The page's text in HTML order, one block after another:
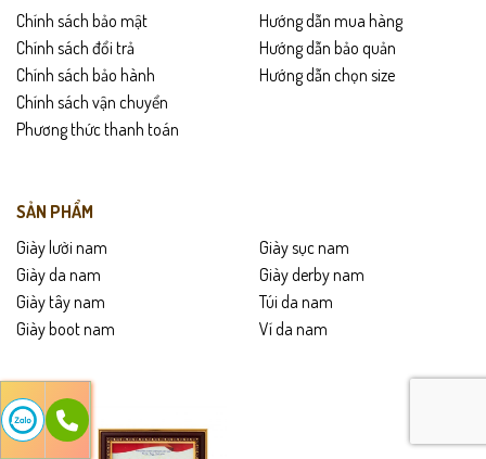
Chính sách bảo mật
Chính sách đổi trả
Chính sách bảo hành
Chính sách vận chuyển
Phương thức thanh toán
Hướng dẫn mua hàng
Hướng dẫn bảo quản
Hướng dẫn chọn size
SẢN PHẨM
Giày lười nam
Giày da nam
Giày tây nam
Giày boot nam
Giày sục nam
Giày derby nam
Túi da nam
Ví da nam